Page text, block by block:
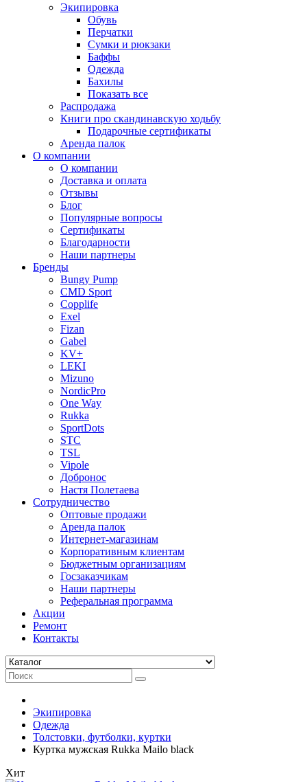
Экипировка
Обувь
Перчатки
Сумки и рюкзаки
Баффы
Одежда
Бахилы
Показать все
Распродажа
Книги про скандинавскую ходьбу
Подарочные сертификаты
Аренда палок
О компании
О компании
Доставка и оплата
Отзывы
Блог
Популярные вопросы
Сертификаты
Благодарности
Наши партнеры
Бренды
Bungy Pump
CMD Sport
Copplife
Exel
Fizan
Gabel
KV+
LEKI
Mizuno
NordicPro
One Way
Rukka
SportDots
STC
TSL
Vipole
Добронос
Настя Полетаева
Сотрудничество
Оптовые продажи
Аренда палок
Интернет-магазинам
Корпоративным клиентам
Бюджетным организациям
Госзаказчикам
Наши партнеры
Реферальная программа
Акции
Ремонт
Контакты
Экипировка
Одежда
Толстовки, футболки, куртки
Куртка мужская Rukka Mailo black
Хит